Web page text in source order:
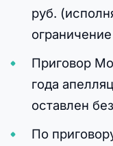
руб.
Приговор
года
оставлен
По